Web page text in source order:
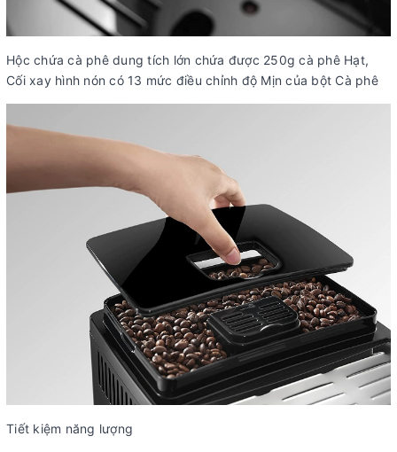
Hộc chứa cà phê dung tích lớn chứa được 250g cà phê Hạt,
Cối xay hình nón có 13 mức điều chỉnh độ Mịn của bột Cà phê
Tiết kiệm năng lượng